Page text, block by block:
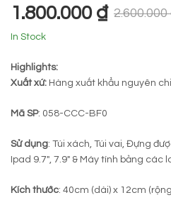
2.600.000
1.800.000 ₫
In Stock
Highlights:
Xuất xứ: Hàng xuất khẩu nguyên
Mã SP: 058-CCC-BF0
Sử dụng: Túi xách, Túi vai, Đựng
Ipad 9.7″, 7.9″ & Máy tính bảng các
Kích thước: 40cm (dài) x 12cm